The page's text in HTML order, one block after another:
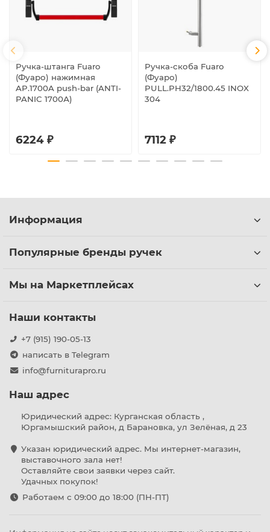
Ручка-штанга Fuaro
(Фуаро) нажимная
AP.1700A push-bar (ANTI-
PANIC 1700А)
6224 ₽
Ручка-скоба Fuaro
(Фуаро)
PULL.PH32/1800.45 INOX
304
7112 ₽
Информация
Популярные бренды ручек
Мы на Маркетплейсах
Наши контакты
+7 (915) 190-05-13
написать в Telegram
info@furniturapro.ru
Наш адрес
Юридический адрес: Курганская область ,
Юргамышский район, д Барановка, ул Зелёная, д 23
Указан юридический адрес. Мы интернет-магазин,
выставочного зала нет!
Оставляйте свои заявки через сайт.
Удачных покупок!
Работаем с 09:00 до 18:00 (ПН-ПТ)